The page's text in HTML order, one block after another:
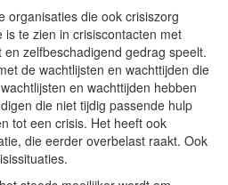
organisaties die ook crisiszorg
te zien in crisiscontacten met
zelfbeschadigend gedrag speelt.
de wachtlijsten en wachttijden die
en wachttijden hebben
die niet tijdig passende hulp
tot een crisis. Het heeft ook
die eerder overbelast raakt. Ook